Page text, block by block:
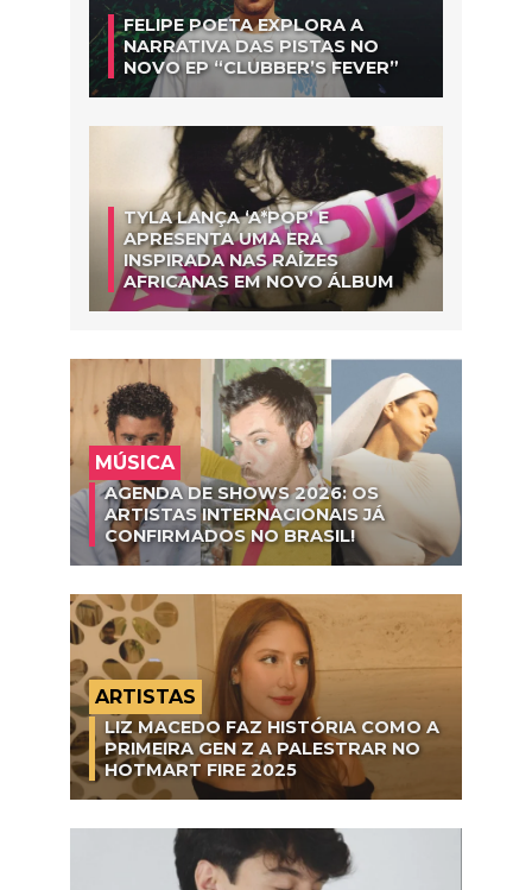
FELIPE POETA EXPLORA A
NARRATIVA DAS PISTAS NO
NOVO EP “CLUBBER’S FEVER”
TYLA LANÇA ‘A*POP’ E
APRESENTA UMA ERA
INSPIRADA NAS RAÍZES
AFRICANAS EM NOVO ÁLBUM
MÚSICA
AGENDA DE SHOWS 2026: OS
ARTISTAS INTERNACIONAIS JÁ
CONFIRMADOS NO BRASIL!
ARTISTAS
LIZ MACEDO FAZ HISTÓRIA COMO A
PRIMEIRA GEN Z A PALESTRAR NO
HOTMART FIRE 2025